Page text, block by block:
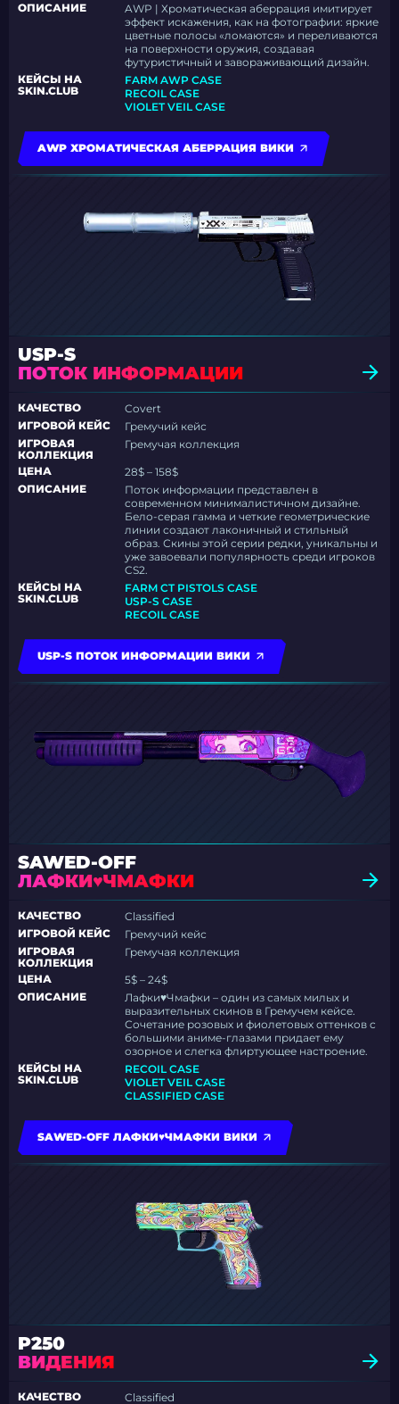
ОПИСАНИЕ
AWP | Хроматическая аберрация имитирует
эффект искажения, как на фотографии: яркие
цветные полосы «ломаются» и переливаются
на поверхности оружия, создавая
футуристичный и завораживающий дизайн.
КЕЙСЫ НА
SKIN.CLUB
FARM AWP CASE
RECOIL CASE
VIOLET VEIL CASE
AWP ХРОМАТИЧЕСКАЯ АБЕРРАЦИЯ ВИКИ
USP-S
ПОТОК ИНФОРМАЦИИ
КАЧЕСТВО
Covert
ИГРОВОЙ КЕЙС
Гремучий кейс
ИГРОВАЯ
КОЛЛЕКЦИЯ
Гремучая коллекция
ЦЕНА
28$ – 158$
ОПИСАНИЕ
Поток информации представлен в
современном минималистичном дизайне.
Бело-серая гамма и четкие геометрические
линии создают лаконичный и стильный
образ. Скины этой серии редки, уникальны и
уже завоевали популярность среди игроков
CS2.
КЕЙСЫ НА
SKIN.CLUB
FARM CT PISTOLS CASE
USP-S CASE
RECOIL CASE
USP-S ПОТОК ИНФОРМАЦИИ ВИКИ
SAWED-OFF
ЛАФКИ♥ЧМАФКИ
КАЧЕСТВО
Classified
ИГРОВОЙ КЕЙС
Гремучий кейс
ИГРОВАЯ
КОЛЛЕКЦИЯ
Гремучая коллекция
ЦЕНА
5$ – 24$
ОПИСАНИЕ
Лафки♥Чмафки – один из самых милых и
выразительных скинов в Гремучем кейсе.
Сочетание розовых и фиолетовых оттенков с
большими аниме-глазами придает ему
озорное и слегка флиртующее настроение.
КЕЙСЫ НА
SKIN.CLUB
RECOIL CASE
VIOLET VEIL CASE
CLASSIFIED CASE
SAWED-OFF ЛАФКИ♥ЧМАФКИ ВИКИ
P250
ВИДЕНИЯ
КАЧЕСТВО Classified